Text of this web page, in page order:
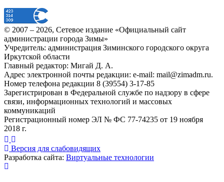
© 2007 – 2026, Сетевое издание «Официальный сайт
администрации города Зимы»
Учредитель: администрация Зиминского городского округа
Иркутской области
Главный редактор: Мигай Д. А.
Адрес электронной почты редакции: e-mail: mail@zimadm.ru.
Номер телефона редакции 8 (39554) 3-17-85
Зарегистрирован в Федеральной службе по надзору в сфере
связи, информационных технологий и массовых
коммуникаций
Регистрационный номер ЭЛ № ФС 77-74235 от 19 ноября
2018 г.
Версия для слабовидящих
Разработка сайта: Виртуальные технологии